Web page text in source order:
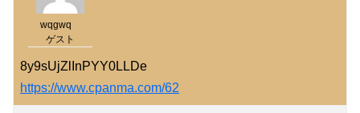
wqgwq
ゲスト
8y9sUjZlInPYY0LLDe
https://www.cpanma.com/62